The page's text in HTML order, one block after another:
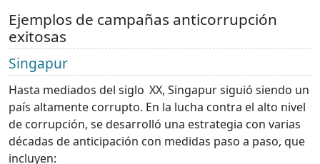
Ejemplos de campañas anticorrupción
exitosas
Singapur
Hasta mediados del siglo XX, Singapur siguió siendo un
país altamente corrupto. En la lucha contra el alto nivel
de corrupción, se desarrolló una estrategia con varias
décadas de anticipación con medidas paso a paso, que
incluyen: